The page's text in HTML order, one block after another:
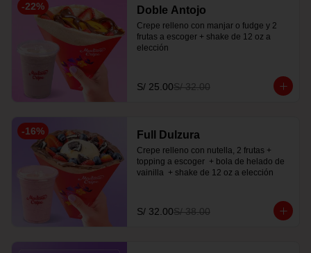
-22% Doble Antojo
Crepe relleno con manjar o fudge y 2
frutas a escoger + shake de 12 oz a
elección
S/ 25.00S/ 32.00
-16% Full Dulzura
Crepe relleno con nutella, 2 frutas +
topping a escoger  + bola de helado de
vainilla  + shake de 12 oz a elección
S/ 32.00S/ 38.00